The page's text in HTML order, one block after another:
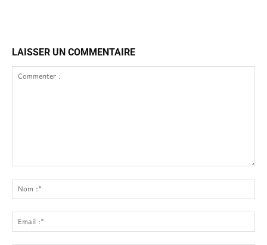
LAISSER UN COMMENTAIRE
:
:*
:*